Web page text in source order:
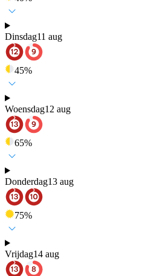
Dinsdag11 aug
45%
Woensdag12 aug
65%
Donderdag13 aug
75%
Vrijdag14 aug